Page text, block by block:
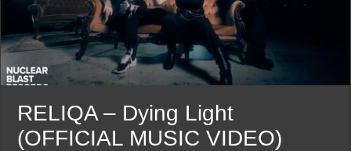
RELIQA – Dying Light
(OFFICIAL MUSIC VIDEO)